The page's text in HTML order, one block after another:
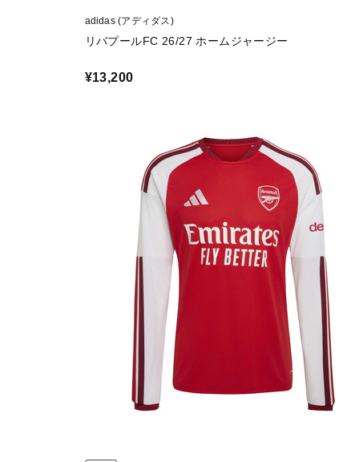
adidas (アディダス)
リバプールFC 26/27 ホームジャージー
¥13,200